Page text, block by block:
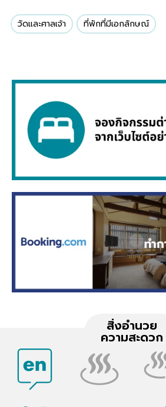
วัดและศาลเจ้า ที่พักที่มีเอกลักษณ์
สิ่งอำนวย
ความสะดวก